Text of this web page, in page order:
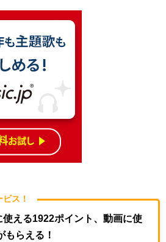
ス！
使える1922ポイント、動画に使
もらえる！